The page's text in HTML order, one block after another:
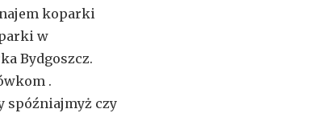
koparki
w
Bydgoszcz.
.
spóźniajmyż czy